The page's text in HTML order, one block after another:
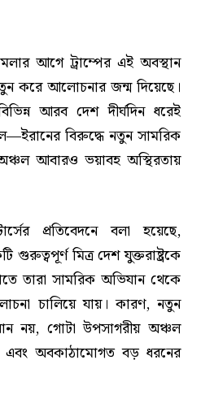
আগে ট্রাম্পের এই অবস্থান
করে আলোচনার জন্ম দিয়েছে।
আরব দেশ দীর্ঘদিন ধরেই
বিরুদ্ধে নতুন সামরিক
আবারও ভয়াবহ অস্থিরতায়
প্রতিবেদনে বলা হয়েছে,
মিত্র দেশ যুক্তরাষ্ট্রকে
তারা সামরিক অভিযান থেকে
চালিয়ে যায়। কারণ, নতুন
নয়, গোটা উপসাগরীয় অঞ্চল
এবং অবকাঠামোগত বড় ধরনের